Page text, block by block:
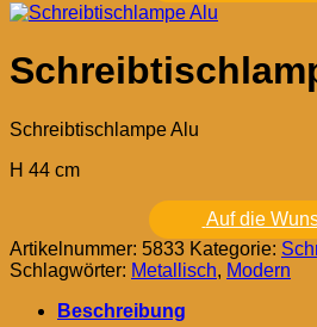
Schreibtischlampe Alu
H 44 cm
Auf die
Artikelnummer: 5833 Kategorie:
Schlagwörter: Metallisch, Modern
Beschreibung